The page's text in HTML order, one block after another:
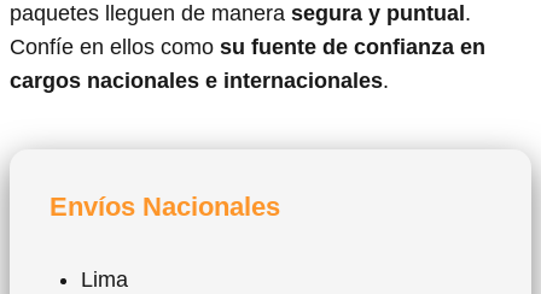
paquetes lleguen de manera segura y puntual .
Confíe en ellos como su fuente de confianza en
cargos nacionales e internacionales.
Envíos Nacionales
Lima